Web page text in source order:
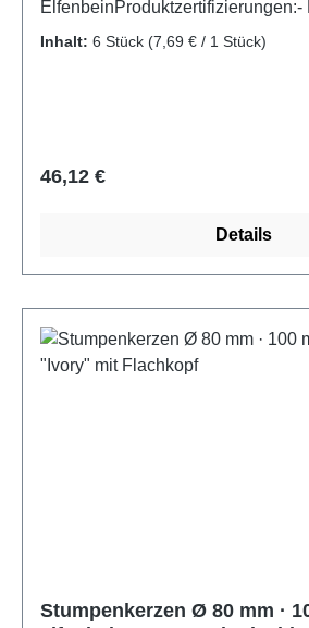
ElfenbeinProduktzertifizierungen:-
Kerzen
Inhalt: 6 Stück (7,69 € / 1 Stück)
Regulärer Preis:
46,12 €
Details
Stumpenkerzen Ø 80 mm ·